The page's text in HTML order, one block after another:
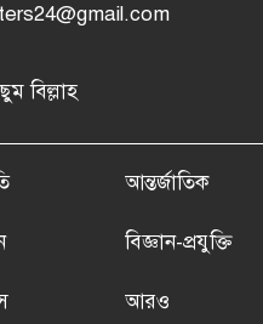
বিল্লাহ
আন্তর্জাতিক
বিজ্ঞান-প্রযুক্তি
আরও